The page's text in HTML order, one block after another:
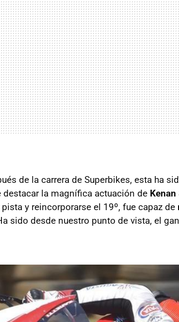
de la carrera de Superbikes, esta ha
destacar la magnífica actuación de
y reincorporarse el 19º, fue capaz de
sido desde nuestro punto de vista, el